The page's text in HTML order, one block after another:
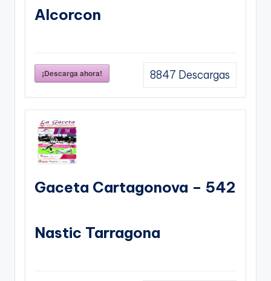
Alcorcon
¡Descarga ahora! 8847 Descargas
Gaceta Cartagonova – 542
Nastic Tarragona